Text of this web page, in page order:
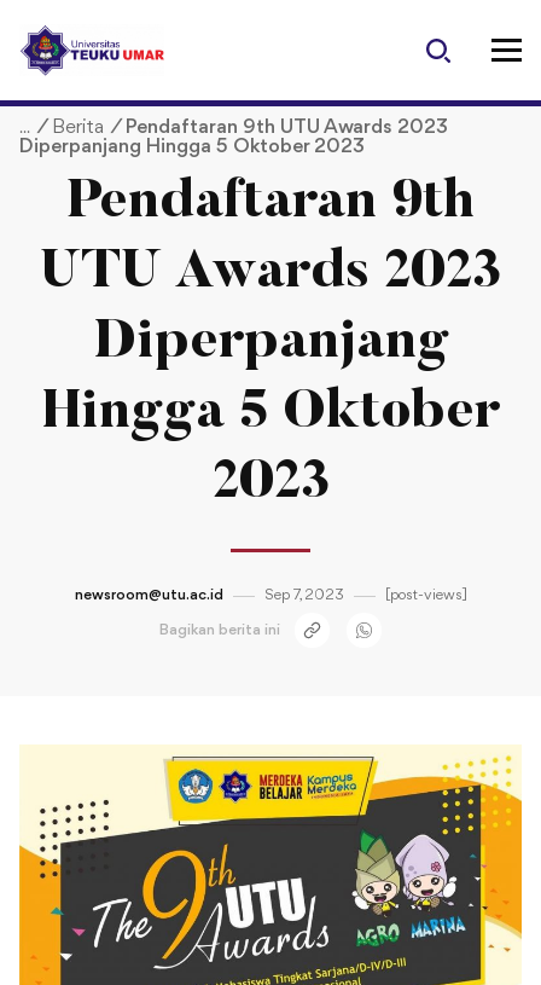
p
/ Berita / Pendaftaran 9th UTU Awards 2023
Diperpanjang Hingga 5 Oktober 2023
Pendaftaran 9th
UTU Awards 2023
Diperpanjang
Hingga 5 Oktober
2023
newsroom@utu.ac.id Sep 7, 2023 [post-views]
Bagikan berita ini